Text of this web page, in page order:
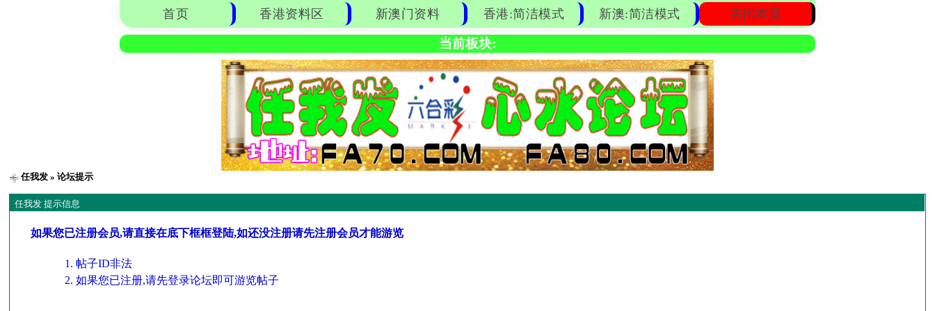
首页 香港资料区 新澳门资料 香港:简洁模式 新澳:简洁模式 关闭本页
当前板块:
任我发 » 论坛提示
任我发 提示信息
如果您已注册会员,请直接在底下框框登陆,如还没注册请先注册会员才能游览
帖子ID非法
如果您已注册,请先登录论坛即可游览帖子